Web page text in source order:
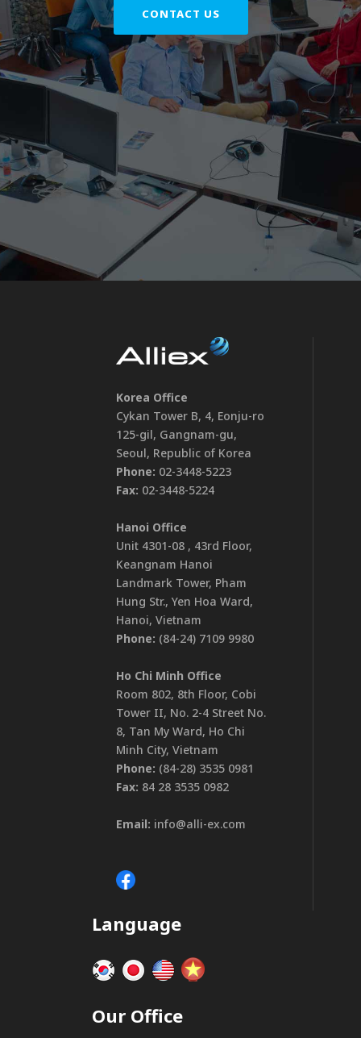
CONTACT US
Korea Office
Cykan Tower B, 4, Eonju-ro
125-gil, Gangnam-gu,
Seoul, Republic of Korea
Phone: 02-3448-5223
Fax: 02-3448-5224
Hanoi Office
Unit 4301-08 , 43rd Floor,
Keangnam Hanoi
Landmark Tower, Pham
Hung Str., Yen Hoa Ward,
Hanoi, Vietnam
Phone: (84-24) 7109 9980
Ho Chi Minh Office
Room 802, 8th Floor, Cobi
Tower II, No. 2-4 Street No.
8, Tan My Ward, Ho Chi
Minh City, Vietnam
Phone: (84-28) 3535 0981
Fax: 84 28 3535 0982
Email: info@alli-ex.com
Language
Our Office